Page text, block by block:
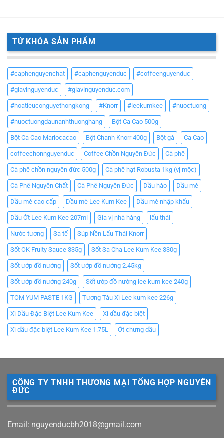
TỪ KHÓA SẢN PHẨM
#caphenguyenchat #caphenguyenduc #coffeenguyenduc
#giavinguyenduc #giavinguyenduc.com
#hoatieuconguyethongkong #Knorr #leekumkee #nuoctuong
#nuoctuongdaunanhthuonghang Bột Ca Cao 500g
Bột Ca Cao Mariocacao Bột Chanh Knorr 400g Bột gà Ca Cao
coffeechonnguyenduc Coffee Chồn Nguyên Đức Cà phê
Cà phê chồn nguyên đức 500g Cà phê hạt Robusta 1kg (vị mộc)
Cà Phê Nguyên Chất Cà Phê Nguyên Đức Dầu hào Dầu mè
Dầu mè cao cấp Dầu mè Lee Kum Kee Dầu mè nhập khẩu
Dầu Ớt Lee Kum Kee 207ml Gia vị nhà hàng lẩu thái
Nước tương Sa tế Súp Nền Lẩu Thái Knorr
Sốt OK Fruity Sauce 335g Sốt Sa Cha Lee Kum Kee 330g
Sốt ướp đồ nướng Sốt ướp đồ nướng 2.45kg
Sốt ướp đồ nướng 240g Sốt ướp đồ nướng lee kum kee 240g
TOM YUM PASTE 1KG Tương Tàu Xì Lee kum kee 226g
Xì Dầu Đặc Biệt Lee Kum Kee Xì dầu đặc biệt
Xì dầu đặc biệt Lee Kum Kee 1.75L Ớt chưng dầu
CÔNG TY TNHH THƯƠNG MẠI TỔNG HỢP NGUYÊN
ĐỨC
Email: nguyenducbh2018@gmail.com